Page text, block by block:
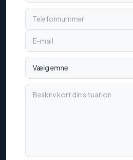
Telefonnummer
E-mail
Vælg emne
Beskriv kort din situation